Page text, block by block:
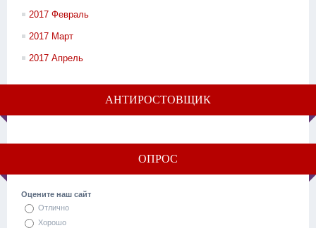
2017 Февраль
2017 Март
2017 Апрель
АНТИРОСТОВЩИК
ОПРОС
Оцените наш сайт
Отлично
Хорошо